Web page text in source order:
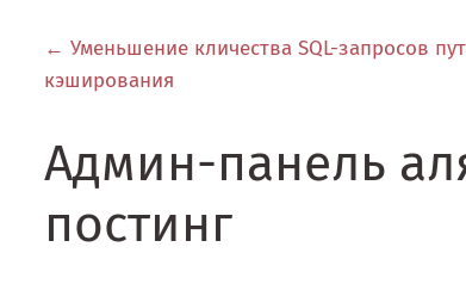
← Уменьшение кличества SQL-запросов
кэширования
Админ-панель
постинг